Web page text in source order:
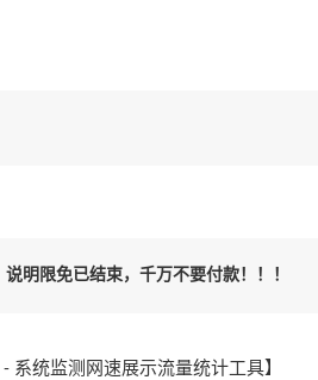
明限免已结束，千万不要付款！！！
系统监测网速展示流量统计工具】